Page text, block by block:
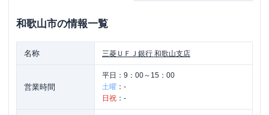
和歌山市の情報一覧
名称 三菱ＵＦＪ銀行 和歌山支店
営業時間
平日： 9：00～15：00
土曜 ： -
日祝 ： -